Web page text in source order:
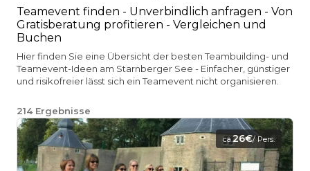
Teamevent finden - Unverbindlich anfragen - Von
Gratisberatung profitieren - Vergleichen und
Buchen
Hier finden Sie eine Übersicht der besten Teambuilding- und
Teamevent-Ideen am Starnberger See - Einfacher, günstiger
und risikofreier lässt sich ein Teamevent nicht organisieren.
214 Ergebnisse
ca.26€/ Pers.